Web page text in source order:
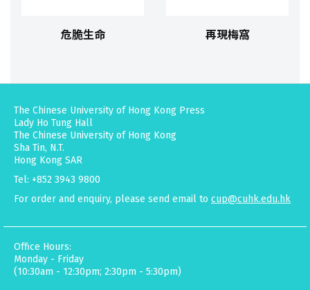
危脆生命 再現梅窩
The Chinese University of Hong Kong Press
Lady Ho Tung Hall
The Chinese University of Hong Kong
Sha Tin, N.T.
Hong Kong SAR
Tel: +852 3943 9800
For order and enquiry, please send email to cup@cuhk.edu.hk
Office Hours:
Monday - Friday
(10:30am - 12:30pm; 2:30pm - 5:30pm)